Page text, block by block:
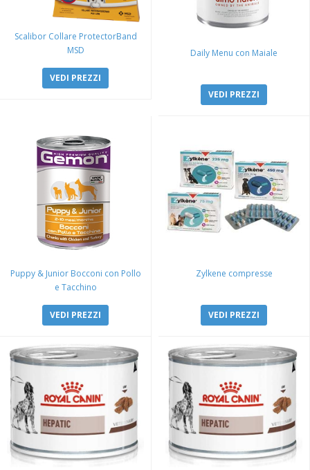
Scalibor Collare ProtectorBand
MSD
VEDI PREZZI
Daily Menu con Maiale
VEDI PREZZI
Puppy & Junior Bocconi con Pollo
e Tacchino
VEDI PREZZI
Zylkene compresse
VEDI PREZZI